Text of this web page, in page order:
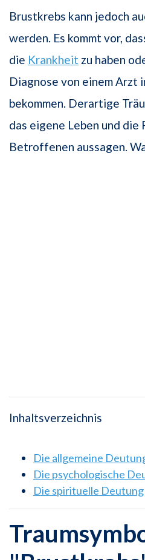
Brustkrebs kann jedoch
werden. Es kommt vor,
die Krankheit zu haben
Diagnose von einem Arzt
bekommen. Derartige
das eigene Leben und die
Betroffenen aussagen.
Inhaltsverzeichnis
Die allgemeine
Die psychologische
Die spirituelle Deutung